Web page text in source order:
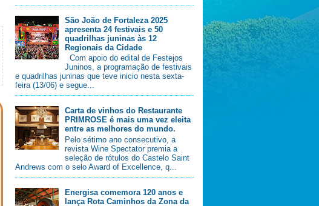
São João de Fortaleza 2025
apresenta 24 festivais e 50
quadrilhas juninas às 12
Regionais da Cidade
Com apoio do edital de Festejos
Juninos, a programação de festivais
e quadrilhas juninas que teve inicio nesta sexta-
feira (13/06) e segue...
Carta de vinhos do Restaurante
PRIMROSE é mais uma vez eleita
entre as melhores do mundo.
Pelo sétimo ano consecutivo, a
revista Wine Spectator premia a
seleção de rótulos do Castelo Saint
Andrews com o selo Award of Excellence, q...
Energisa comemora 120 anos e
lança Rota Caminhos da Zona da